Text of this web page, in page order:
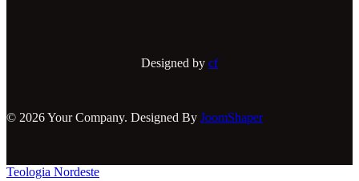
Designed by cf
© 2026 Your Company. Designed By JoomShaper
Teologia Nordeste